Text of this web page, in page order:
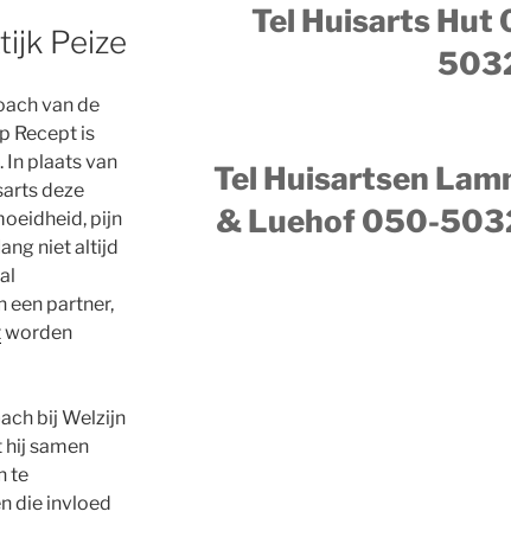
Peize
van de
Recept is
plaats van
deze
pijn
niet altijd
een partner,
worden
bij Welzijn
samen
te
die invloed
Tel Huisarts Hut
Tel Huisartsen
& Luehof 050-